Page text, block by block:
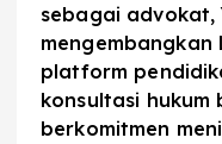
sebagai advokat,
mengembangkan
platform
konsultasi
berkomitmen